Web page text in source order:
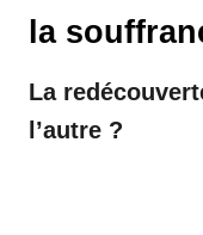
la
La
l’autre ?